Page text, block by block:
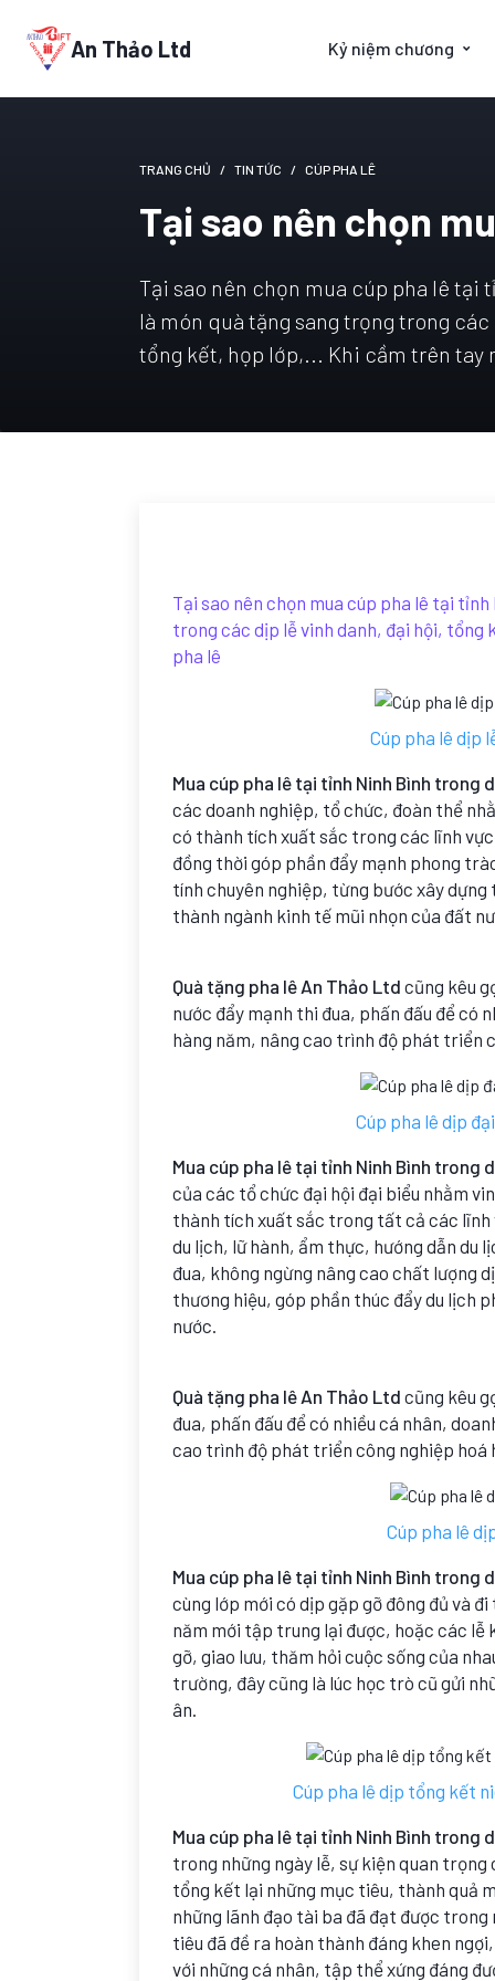
An Thảo Ltd Kỷ niệm chương
TRANG CHỦ TIN TỨC CÚP PHA LÊ
Tại sao nên chọn
Tại sao nên chọn mua cúp pha lê tại
là món quà tặng sang trọng trong
tổng kết, họp lớp,... Khi cầm trên tay
Tại sao nên chọn mua cúp pha lê tại
trong các dịp lễ vinh danh, đại hội,
pha lê
Cúp pha lê dịp
Mua cúp pha lê tại tỉnh Ninh Bình trong
các doanh nghiệp, tổ chức, đoàn thể
có thành tích xuất sắc trong các lĩnh
đồng thời góp phần đẩy mạnh phong
tính chuyên nghiệp, từng bước xây
thành ngành kinh tế mũi nhọn của đất
Quà tặng pha lê An Thảo Ltd cũng kêu
nước đẩy mạnh thi đua, phấn đấu để có
hàng năm, nâng cao trình độ phát triển
Cúp pha lê dịp
Mua cúp pha lê tại tỉnh Ninh Bình trong
của các tổ chức đại hội đại biểu nhằm
thành tích xuất sắc trong tất cả các lĩnh
du lịch, lữ hành, ẩm thực, hướng dẫn du
đua, không ngừng nâng cao chất lượng
thương hiệu, góp phần thúc đẩy du lịch
nước.
Quà tặng pha lê An Thảo Ltd cũng kêu
đua, phấn đấu để có nhiều cá nhân,
cao trình độ phát triển công nghiệp hoá
Cúp pha lê
Mua cúp pha lê tại tỉnh Ninh Bình trong
cùng lớp mới có dịp gặp gỡ đông đủ và
năm mới tập trung lại được, hoặc các lễ
gỡ, giao lưu, thăm hỏi cuộc sống của
trường, đây cũng là lúc học trò cũ gửi
ân.
Cúp pha lê dịp tổng kết
Mua cúp pha lê tại tỉnh Ninh Bình trong
trong những ngày lễ, sự kiện quan
tổng kết lại những mục tiêu, thành quả
những lãnh đạo tài ba đã đạt được
tiêu đã đề ra hoàn thành đáng khen
với những cá nhân, tập thể xứng đáng